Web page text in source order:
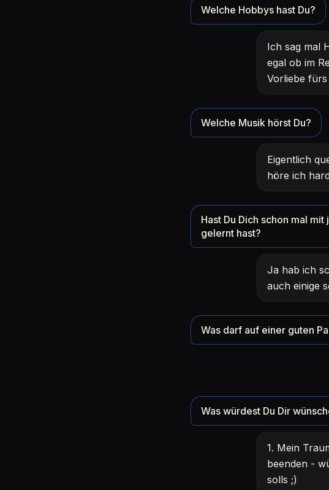
Welche Hobbys hast Du?
Ich sag mal
egal ob im
Vorliebe
Welche Musik hörst Du?
Eigentlich
höre ich
Hast Du Dich schon mal
gelernt hast?
Ja hab ich
auch einige
Was darf auf einer guten
Was würdest Du Dir
1. Mein
beenden -
solls ;)